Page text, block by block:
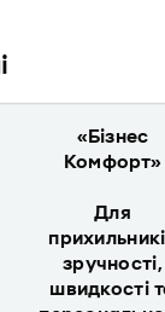
«Бізнес
Комфорт»
Для
зручності,
швидкості